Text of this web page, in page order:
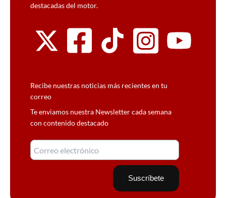
destacadas del motor.
Recibe nuestras noticias más recientes en tu
correo
Te enviamos nuestra Newsletter cada semana
con contenido destacado